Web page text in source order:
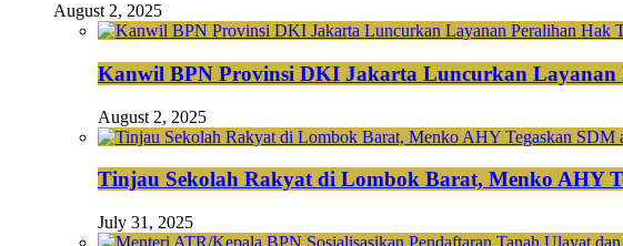
August 2, 2025
Kanwil BPN Provinsi DKI Jakarta Luncurkan
August 2, 2025
Tinjau Sekolah Rakyat di Lombok Barat, Menko AHY
July 31, 2025